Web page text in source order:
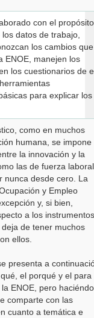
con el propósito
datos de trabajo,
los cambios
ENOE, manejen los
los cuestionarios de
para explicar los
como en muchos
humana, se impone
la innovación y la
las de fuerza laboral
nunca desde cero. La
y Empleo
y, si bien,
a los instrumentos
de tener muchos
ellos.
presenta a
el porqué y el para
ENOE, pero
comparte con las
cuanto a temática e